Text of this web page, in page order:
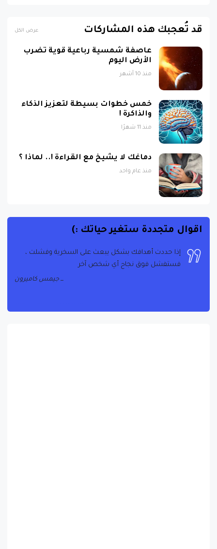
عاصفة شمسية رباعية قوية تضرب
الأرض اليوم
منذ 10 أشهر
والذاكرة !
منذ 11 شهرًا
منذ عام واحد
اقوال متجددة ستغير حياتك :)
فستفشل فوق نجاح أي شخص آخر